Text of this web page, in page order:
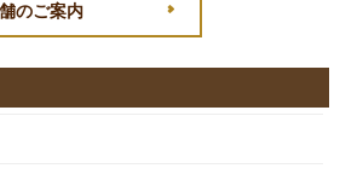
のご案内